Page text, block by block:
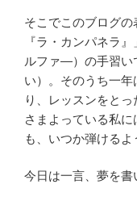
そこでこのブログ
『ラ・カンパネラ
ルファ―）の手習い
い）。そのうち一
り、レッスンをと
さまよっている私
も、いつか弾けるよ
今日は一言、夢を書